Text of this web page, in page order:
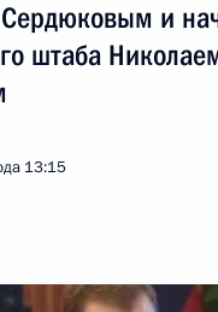
и
штаба
13:15